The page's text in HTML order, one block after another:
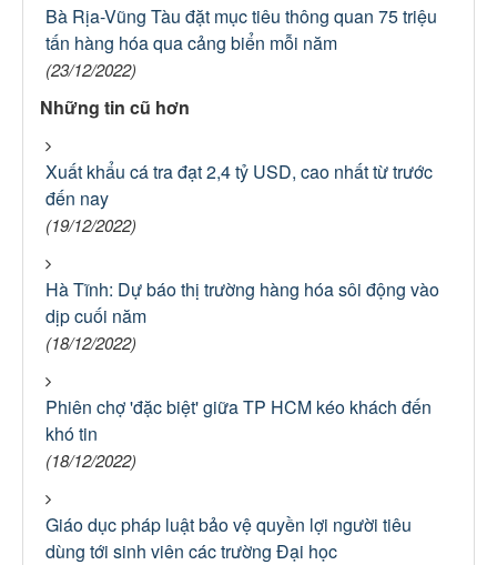
Bà Rịa-Vũng Tàu đặt mục tiêu thông quan 75 triệu
tấn hàng hóa qua cảng biển mỗi năm
(23/12/2022)
Những tin cũ hơn
Xuất khẩu cá tra đạt 2,4 tỷ USD, cao nhất từ trước
đến nay
(19/12/2022)
Hà Tĩnh: Dự báo thị trường hàng hóa sôi động vào
dịp cuối năm
(18/12/2022)
Phiên chợ 'đặc biệt' giữa TP HCM kéo khách đến
khó tin
(18/12/2022)
Giáo dục pháp luật bảo vệ quyền lợi người tiêu
dùng tới sinh viên các trường Đại học